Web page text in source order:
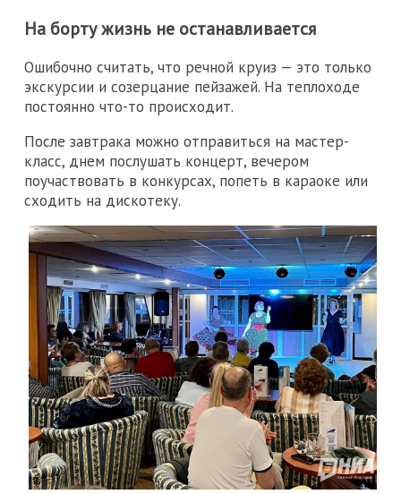
На борту жизнь не останавливается
Ошибочно считать, что речной круиз — это только
экскурсии и созерцание пейзажей. На теплоходе
постоянно что-то происходит.
После завтрака можно отправиться на мастер-
класс, днем послушать концерт, вечером
поучаствовать в конкурсах, попеть в караоке или
сходить на дискотеку.